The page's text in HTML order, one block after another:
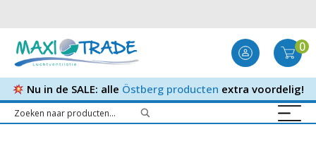
0
Nu in de SALE: alle Östberg producten extra voordelig!